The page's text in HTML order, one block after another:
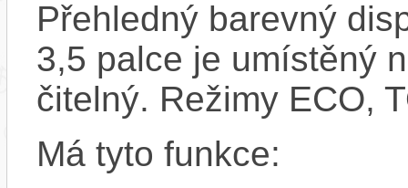
Přehledný barevný
3,5 palce je umístěný
čitelný. Režimy ECO,
Má tyto funkce: